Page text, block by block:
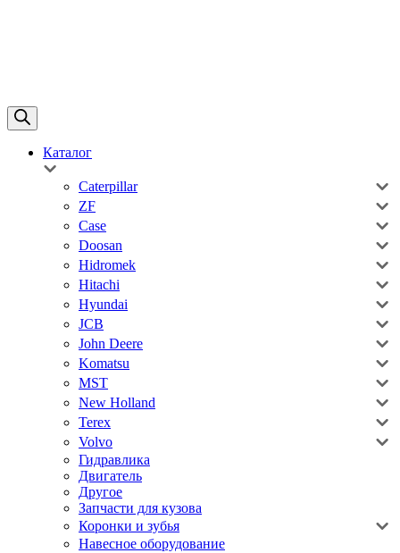
Каталог
Caterpillar
ZF
Case
Doosan
Hidromek
Hitachi
Hyundai
JCB
John Deere
Komatsu
MST
New Holland
Terex
Volvo
Гидравлика
Двигатель
Другое
Запчасти для кузова
Коронки и зубья
Навесное оборудование